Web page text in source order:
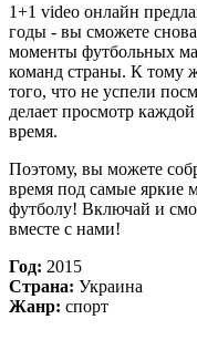
1+1 video онлайн
годы - вы сможете
моменты футбольных
команд страны. К тому
того, что не успели
делает просмотр
время.
Поэтому, вы можете
время под самые
футболу! Включай и
вместе с нами!
Год: 2015
Страна: Украина
Жанр: спорт